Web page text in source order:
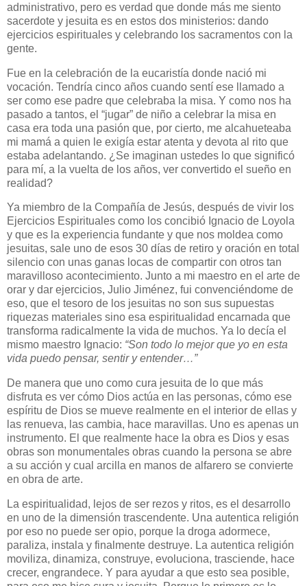
administrativo, pero es verdad que donde más me siento
sacerdote y jesuita es en estos dos ministerios: dando
ejercicios espirituales y celebrando los sacramentos con la
gente.
Fue en la celebración de la eucaristía donde nació mi
vocación. Tendría cinco años cuando sentí ese llamado a
ser como ese padre que celebraba la misa. Y como nos ha
pasado a tantos, el “jugar” de niño a celebrar la misa en
casa era toda una pasión que, por cierto, me alcahueteaba
mi mamá a quien le exigía estar atenta y devota al rito que
estaba adelantando. ¿Se imaginan ustedes lo que significó
para mí, a la vuelta de los años, ver convertido el sueño en
realidad?
Ya miembro de la Compañía de Jesús, después de vivir los
Ejercicios Espirituales como los concibió Ignacio de Loyola
y que es la experiencia fundante y que nos moldea como
jesuitas, sale uno de esos 30 días de retiro y oración en total
silencio con unas ganas locas de compartir con otros tan
maravilloso acontecimiento. Junto a mi maestro en el arte de
orar y dar ejercicios, Julio Jiménez, fui convenciéndome de
eso, que el tesoro de los jesuitas no son sus supuestas
riquezas materiales sino esa espiritualidad encarnada que
transforma radicalmente la vida de muchos. Ya lo decía el
mismo maestro Ignacio: “Son todo lo mejor que yo en esta
vida puedo pensar, sentir y entender…”
De manera que uno como cura jesuita de lo que más
disfruta es ver cómo Dios actúa en las personas, cómo ese
espíritu de Dios se mueve realmente en el interior de ellas y
las renueva, las cambia, hace maravillas. Uno es apenas un
instrumento. El que realmente hace la obra es Dios y esas
obras son monumentales obras cuando la persona se abre
a su acción y cual arcilla en manos de alfarero se convierte
en obra de arte.
La espiritualidad, lejos de ser rezos y ritos, es el desarrollo
en uno de la dimensión trascendente. Una autentica religión
por eso no puede ser opio, porque la droga adormece,
paraliza, instala y finalmente destruye. La autentica religión
moviliza, dinamiza, construye, evoluciona, trasciende, hace
crecer, engrandece. Y para ayudar a que esto sea posible,